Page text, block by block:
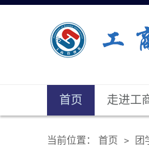
首页 走进工
当前位置： 首页 > 团